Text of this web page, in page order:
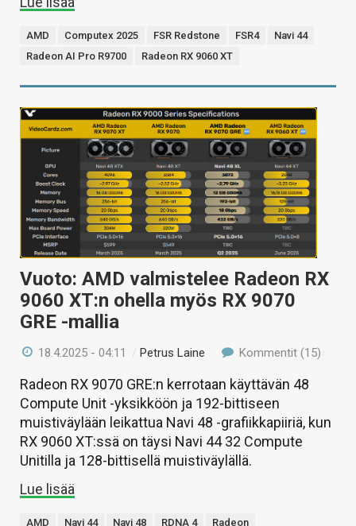
AMD Computex 2025 FSR Redstone FSR4
Navi 44
Radeon AI Pro R9700
Radeon RX 9060 XT
Vuoto: AMD valmistelee Radeon RX
9060 XT:n ohella myös RX 9070
GRE -mallia
18.4.2025 - 04:11 /Petrus Laine Kommentit (15)
Radeon RX 9070 GRE:n kerrotaan käyttävän 48
Compute Unit -yksikköön ja 192-bittiseen
muistiväylään leikattua Navi 48 -grafiikkapiiriä, kun
RX 9060 XT:ssä on täysi Navi 44 32 Compute
Unitilla ja 128-bittisellä muistiväylällä.
Lue lisää
AMD Navi 44 Navi 48 RDNA 4
Radeon